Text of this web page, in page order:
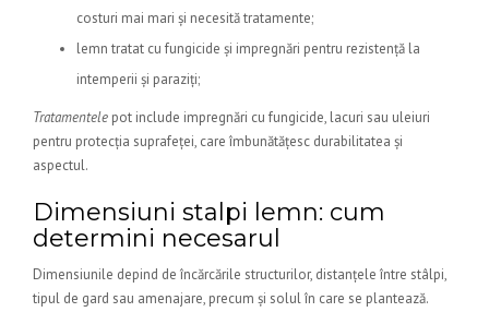
costuri mai mari și necesită tratamente;
lemn tratat cu fungicide și impregnări pentru rezistență la
intemperii și paraziți;
Tratamentele pot include impregnări cu fungicide, lacuri sau uleiuri
pentru protecția suprafeței, care îmbunătățesc durabilitatea și
aspectul.
Dimensiuni stalpi lemn: cum
determini necesarul
Dimensiunile depind de încărcările structurilor, distanțele între stâlpi,
tipul de gard sau amenajare, precum și solul în care se plantează.